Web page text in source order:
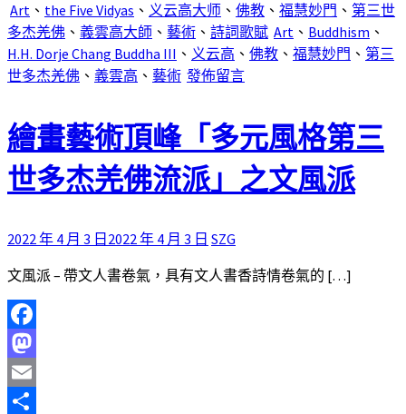
分
享
Art 、 the Five Vidyas 、 义云高大师 、 佛教 、 福慧妙門 、 第三世
多杰羌佛 、 義雲高大師 、 藝術 、 詩詞歌賦 Art 、 Buddhism 、
H.H. Dorje Chang Buddha III 、 义云高 、 佛教 、 福慧妙門 、 第三
世多杰羌佛 、 義雲高 、 藝術 發佈留言
繪畫藝術頂峰「多元風格第三
世多杰羌佛流派」之文風派
2022 年 4 月 3 日 2022 年 4 月 3 日 SZG
文風派 – 帶文人書卷氣，具有文人書香詩情卷氣的 […]
Facebook
Mastodon
Email